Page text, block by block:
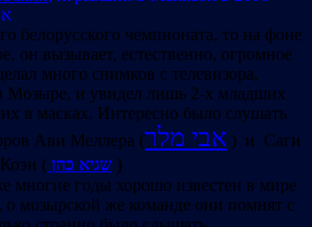
белорусского чемпионата, то на фоне
он вызывает, естественно, огромное
много снимков с телевизора,
Мозыре, и увидел лишь 2-х младших
в масках. Интересно было слушать
Ави Меллера (אבי מלר ) и Саги
Коэн ( שגיא כהן )
многие годы хорошо известен в мире
о мозырской же команде они помнят с